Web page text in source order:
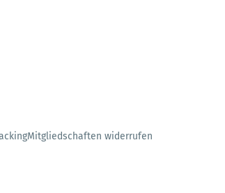
Mitgliedschaften widerrufen